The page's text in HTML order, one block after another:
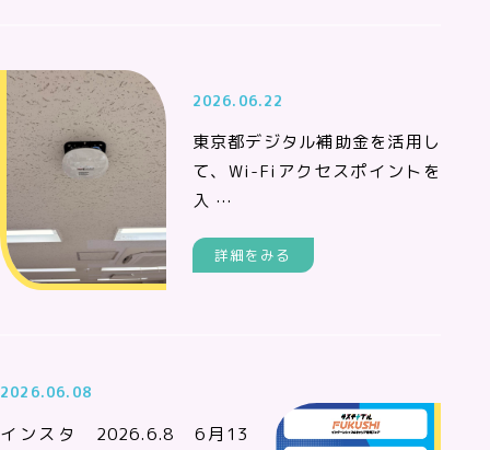
2026.06.22
東京都デジタル補助金を活用し
て、Wi-Fiアクセスポイントを
入 …
詳細をみる
2026.06.08
インスタ 2026.6.8 6月13